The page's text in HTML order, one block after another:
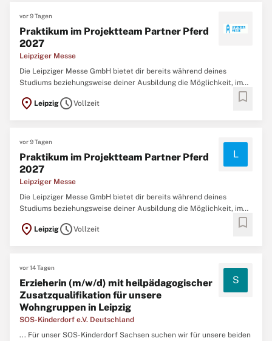
vor 9 Tagen
Praktikum im Projektteam Partner Pferd
2027
Leipziger Messe
Die Leipziger Messe GmbH bietet dir bereits während deines
Studiums beziehungsweise deiner Ausbildung die Möglichkeit, im
Erfahrungen zu gewinnen. Aufgaben Mitarbeit bei der Vorbereitung,
location_on LeipzigscheduleVollzeit bookmark
vor 9 Tagen
Praktikum im Projektteam Partner Pferd
2027
Leipziger Messe
L
Die Leipziger Messe GmbH bietet dir bereits während deines
Studiums beziehungsweise deiner Ausbildung die Möglichkeit, im
Erfahrungen zu gewinnen. Original Stellenanzeige auf
location_on LeipzigscheduleVollzeit bookmark
vor 14 Tagen
Erzieherin (m/w/d) mit heilpädagogischer
Zusatzqualifikation für unsere
Wohngruppen in Leipzig
SOS-Kinderdorf e.V. Deutschland
S
... Für unser SOS-Kinderdorf Sachsen suchen wir für unsere beiden